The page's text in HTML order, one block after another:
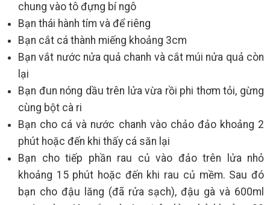
chung vào tô đựng bí ngô
Bạn thái hành tím và để riêng
Bạn cắt cá thành miếng khoảng 3cm
Bạn vắt nước nửa quả chanh và cắt múi nửa quả còn
lại
Bạn đun nóng dầu trên lửa vừa rồi phi thơm tỏi, gừng
cùng bột cà ri
Bạn cho cá và nước chanh vào chảo đảo khoảng 2
phút hoặc đến khi thấy cá săn lại
Bạn cho tiếp phần rau củ vào đảo trên lửa nhỏ
khoảng 15 phút hoặc đến khi rau củ mềm. Sau đó
bạn cho đậu lăng (đã rửa sạch), đậu gà và 600ml